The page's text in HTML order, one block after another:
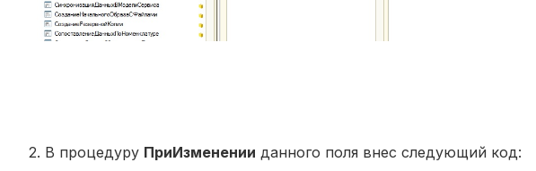
2. В процедуру ПриИзменении данного поля внес следующий код: